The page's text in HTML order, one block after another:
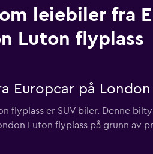
leiebiler fra
Luton flyplass
Europcar på London
flyplass er SUV biler. Denne
Luton flyplass på grunn av